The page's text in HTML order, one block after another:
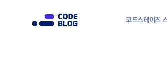
코드스테이츠